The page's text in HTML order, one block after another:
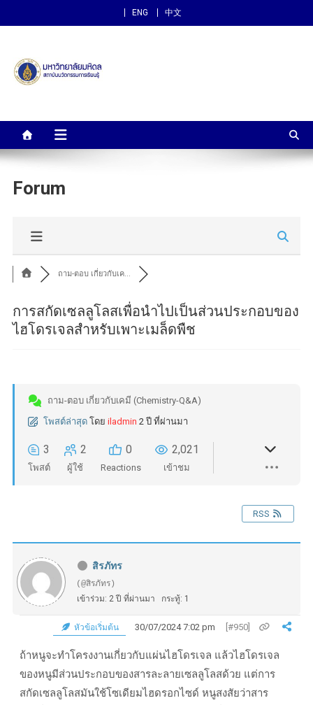
ENG 中文
สถาบันนวัตกรรมการเรียนรู้
Forum
ถาม-ตอบ เกี่ยวกับเค...
การสกัดเซลลูโลสเพื่อนำไปเป็นส่วนประกอบของ
ไฮโดรเจลสำหรับเพาะเมล็ดพืช
ถาม-ตอบ เกี่ยวกับเคมี (Chemistry-Q&A)
โพสต์ล่าสุด โดย iladmin 2 ปี ที่ผ่านมา
3
โพสต์
2
ผู้ใช้
0
Reactions
2,021
เข้าชม
RSS
สิรภัทร
(@สิรภัทร)
เข้าร่วม: 2 ปี ที่ผ่านมา
กระทู้: 1
หัวข้อเริ่มต้น 30/07/2024 7:02 pm [#950]
ถ้าหนูจะทำโครงงานเกี่ยวกับแผ่นไฮโดรเจล แล้วไฮโดรเจล
ของหนูมีส่วนประกอบของสารละลายเซลลูโลสด้วย แต่การ
สกัดเซลลูโลสมันใช้โซเดียมไฮดรอกไซด์ หนูสงสัยว่าสาร